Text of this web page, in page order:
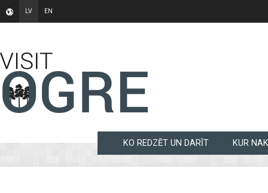
LV EN
KO REDZĒT UN DARĪT KUR